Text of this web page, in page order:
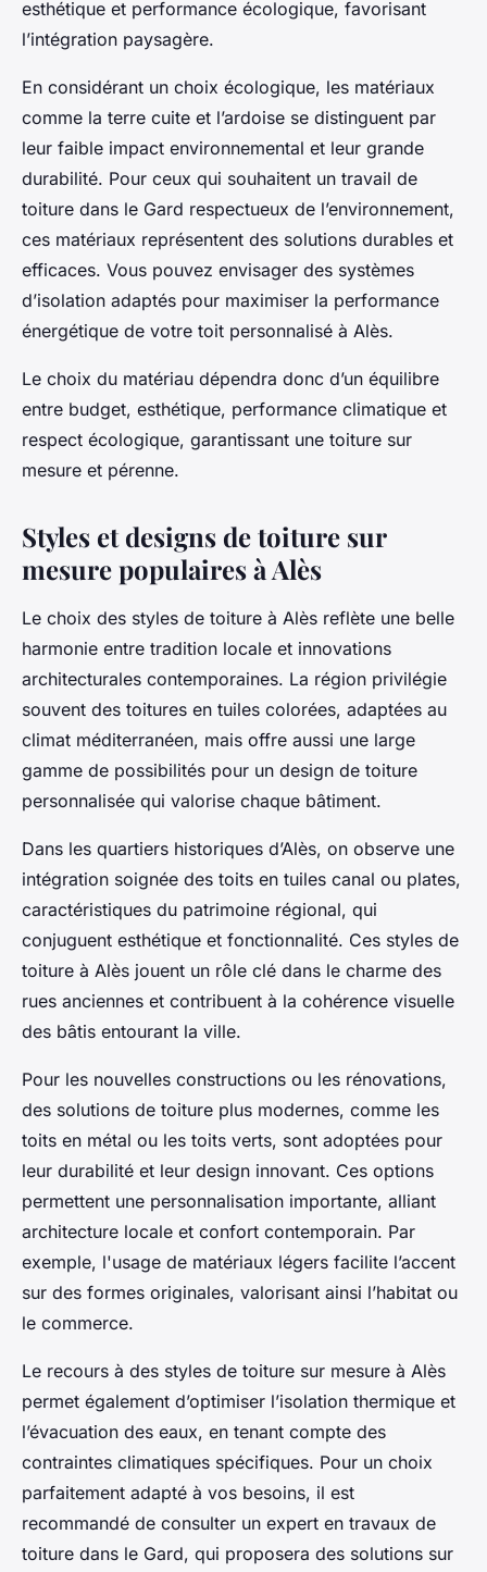
esthétique et performance écologique, favorisant
l’intégration paysagère.
En considérant un choix écologique, les matériaux
comme la terre cuite et l’ardoise se distinguent par
leur faible impact environnemental et leur grande
durabilité. Pour ceux qui souhaitent un travail de
toiture dans le Gard respectueux de l’environnement,
ces matériaux représentent des solutions durables et
efficaces. Vous pouvez envisager des systèmes
d’isolation adaptés pour maximiser la performance
énergétique de votre toit personnalisé à Alès.
Le choix du matériau dépendra donc d’un équilibre
entre budget, esthétique, performance climatique et
respect écologique, garantissant une toiture sur
mesure et pérenne.
Styles et designs de toiture sur
mesure populaires à Alès
Le choix des styles de toiture à Alès reflète une belle
harmonie entre tradition locale et innovations
architecturales contemporaines. La région privilégie
souvent des toitures en tuiles colorées, adaptées au
climat méditerranéen, mais offre aussi une large
gamme de possibilités pour un design de toiture
personnalisée qui valorise chaque bâtiment.
Dans les quartiers historiques d’Alès, on observe une
intégration soignée des toits en tuiles canal ou plates,
caractéristiques du patrimoine régional, qui
conjuguent esthétique et fonctionnalité. Ces styles de
toiture à Alès jouent un rôle clé dans le charme des
rues anciennes et contribuent à la cohérence visuelle
des bâtis entourant la ville.
Pour les nouvelles constructions ou les rénovations,
des solutions de toiture plus modernes, comme les
toits en métal ou les toits verts, sont adoptées pour
leur durabilité et leur design innovant. Ces options
permettent une personnalisation importante, alliant
architecture locale et confort contemporain. Par
exemple, l'usage de matériaux légers facilite l’accent
sur des formes originales, valorisant ainsi l’habitat ou
le commerce.
Le recours à des styles de toiture sur mesure à Alès
permet également d’optimiser l’isolation thermique et
l’évacuation des eaux, en tenant compte des
contraintes climatiques spécifiques. Pour un choix
parfaitement adapté à vos besoins, il est
recommandé de consulter un expert en travaux de
toiture dans le Gard, qui proposera des solutions sur